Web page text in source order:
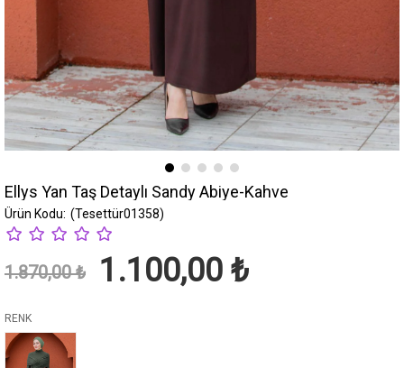
Ellys Yan Taş Detaylı Sandy Abiye-Kahve
(Tesettür01358)
1.870,00 ₺ 1.100,00 ₺